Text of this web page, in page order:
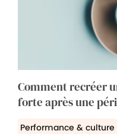
Comment recréer
forte après une
Performance & culture